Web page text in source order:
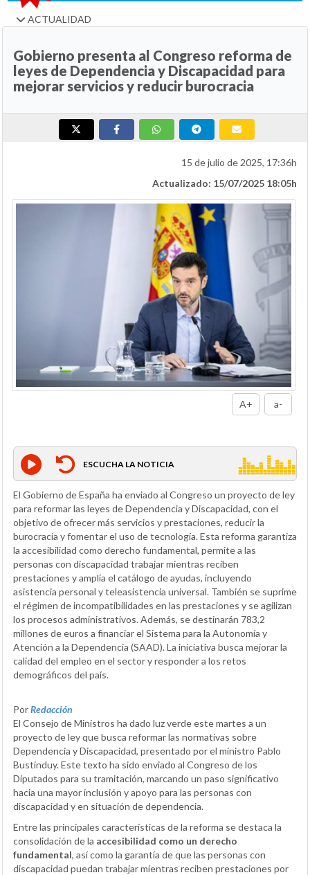
ACTUALIDAD
Gobierno presenta al Congreso reforma de
leyes de Dependencia y Discapacidad para
mejorar servicios y reducir burocracia
15 de julio de 2025, 17:36h
Actualizado: 15/07/2025 18:05h
A+ a-
ESCUCHA LA NOTICIA
El Gobierno de España ha enviado al Congreso un proyecto de ley
para reformar las leyes de Dependencia y Discapacidad, con el
objetivo de ofrecer más servicios y prestaciones, reducir la
burocracia y fomentar el uso de tecnología. Esta reforma garantiza
la accesibilidad como derecho fundamental, permite a las
personas con discapacidad trabajar mientras reciben
prestaciones y amplía el catálogo de ayudas, incluyendo
asistencia personal y teleasistencia universal. También se suprime
el régimen de incompatibilidades en las prestaciones y se agilizan
los procesos administrativos. Además, se destinarán 783,2
millones de euros a financiar el Sistema para la Autonomía y
Atención a la Dependencia (SAAD). La iniciativa busca mejorar la
calidad del empleo en el sector y responder a los retos
demográficos del país.
PorRedacción
El Consejo de Ministros ha dado luz verde este martes a un
proyecto de ley que busca reformar las normativas sobre
Dependencia y Discapacidad, presentado por el ministro Pablo
Bustinduy. Este texto ha sido enviado al Congreso de los
Diputados para su tramitación, marcando un paso significativo
hacia una mayor inclusión y apoyo para las personas con
discapacidad y en situación de dependencia.
Entre las principales características de la reforma se destaca la
consolidación de la accesibilidad como un derecho
fundamental, así como la garantía de que las personas con
discapacidad puedan trabajar mientras reciben prestaciones por